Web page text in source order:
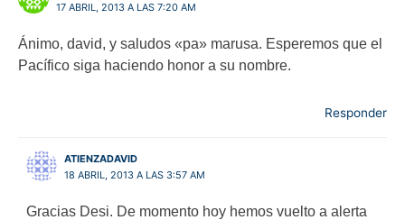
17 ABRIL, 2013 A LAS 7:20 AM
Ánimo, david, y saludos «pa» marusa. Esperemos que el
Pacífico siga haciendo honor a su nombre.
Responder
ATIENZADAVID
18 ABRIL, 2013 A LAS 3:57 AM
Gracias Desi. De momento hoy hemos vuelto a alerta